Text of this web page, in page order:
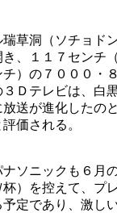
草洞（ソチョド
、１１７センチ
）の７０００・
Ｄテレビは、白
送が進化したの
価される。
ソニックも６月
）を控えて、プ
定であり、激し